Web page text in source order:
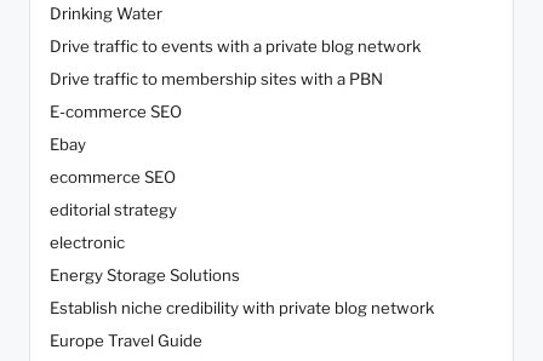
Drinking Water
Drive traffic to events with a private blog network
Drive traffic to membership sites with a PBN
E-commerce SEO
Ebay
ecommerce SEO
editorial strategy
electronic
Energy Storage Solutions
Establish niche credibility with private blog network
Europe Travel Guide